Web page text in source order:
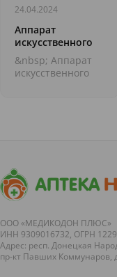
24.04.2024
Аппарат
искусственного
кровообращения.
Выдающиеся
медицинские
&nbsp; Аппарат
искусственного
открыти...
ООО «МЕДИКОДОН ПЛЮС»
ИНН 9309016732, ОГРН
Адрес: респ. Донецкая
пр-кт Павших Коммунаров,